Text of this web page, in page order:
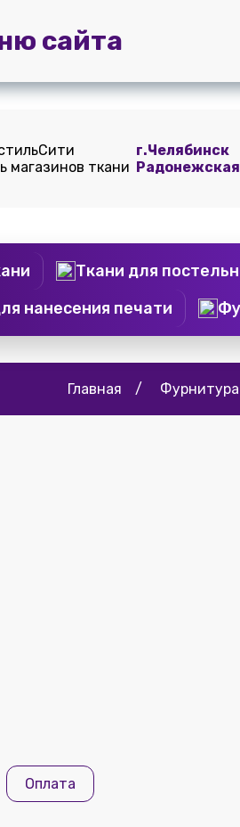
Доставка и
оплата
магазинов ткани
г.Челябинск
Ткани для
нанесения печати
Главная / Фурнитура
Оплата
сайта